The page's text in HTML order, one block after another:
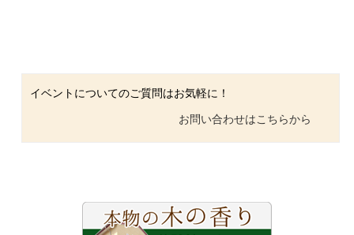
イベントについてのご質問はお気軽に！
お問い合わせはこちらから